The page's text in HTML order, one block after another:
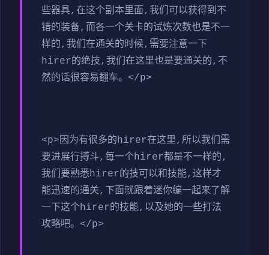
些器具,在这个副本里面,我们可以获得到不
错的装备,而各一个关卡的试炼次数也是不一
样的,我们在通关的时候,需要注意一下
hirer的绝技,我们在这里也是要通关的,不
然的话很容易翻车。</p>
<p>因为有很多的hirer在这里,所以我们需
要进展行搏斗,每一个hirer都是不一样的,
我们要熟悉hirer的技可以和技能,这样才
能迅速的通关,下面就跟着迷你编一起来了解
一下这个hirer的技能,以及她的一些打法
攻略吧。</p>